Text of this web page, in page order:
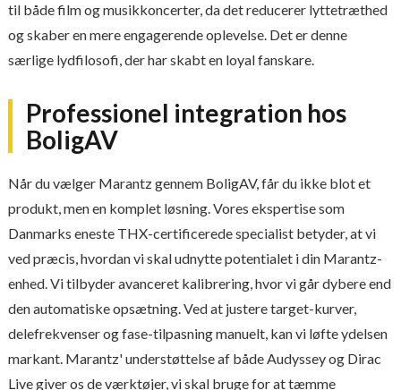
til både film og musikkoncerter, da det reducerer lyttetræthed
og skaber en mere engagerende oplevelse. Det er denne
særlige lydfilosofi, der har skabt en loyal fanskare.
Professionel integration hos
BoligAV
Når du vælger Marantz gennem BoligAV, får du ikke blot et
produkt, men en komplet løsning. Vores ekspertise som
Danmarks eneste THX-certificerede specialist betyder, at vi
ved præcis, hvordan vi skal udnytte potentialet i din Marantz-
enhed. Vi tilbyder avanceret kalibrering, hvor vi går dybere end
den automatiske opsætning. Ved at justere target-kurver,
delefrekvenser og fase-tilpasning manuelt, kan vi løfte ydelsen
markant. Marantz' understøttelse af både Audyssey og Dirac
Live giver os de værktøjer, vi skal bruge for at tæmme